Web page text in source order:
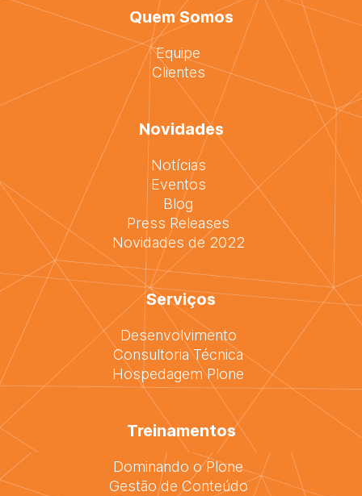
Quem Somos
Equipe
Clientes
Novidades
Notícias
Eventos
Blog
Press Releases
Novidades de 2022
Serviços
Desenvolvimento
Consultoria Técnica
Hospedagem Plone
Treinamentos
Dominando o Plone
Gestão de Conteúdo